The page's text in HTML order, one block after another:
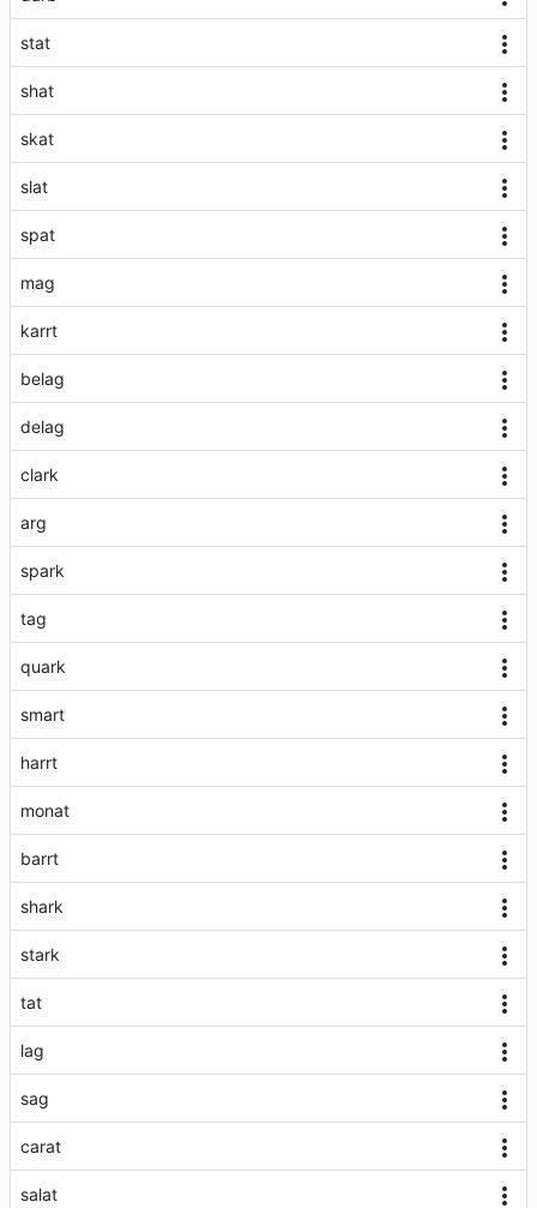
stat
shat
skat
slat
spat
mag
karrt
belag
delag
clark
arg
spark
tag
quark
smart
harrt
monat
barrt
shark
stark
tat
lag
sag
carat
salat